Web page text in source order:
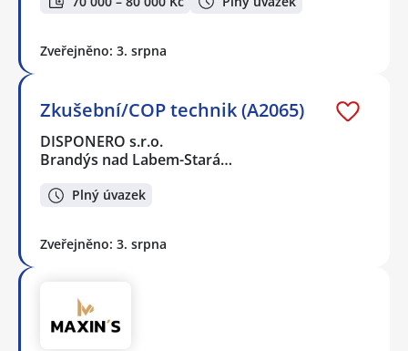
Zveřejněno: 3. srpna
Zkušební/COP technik (A2065)
DISPONERO s.r.o.
Brandýs nad Labem-Stará…
Plný úvazek
Zveřejněno: 3. srpna